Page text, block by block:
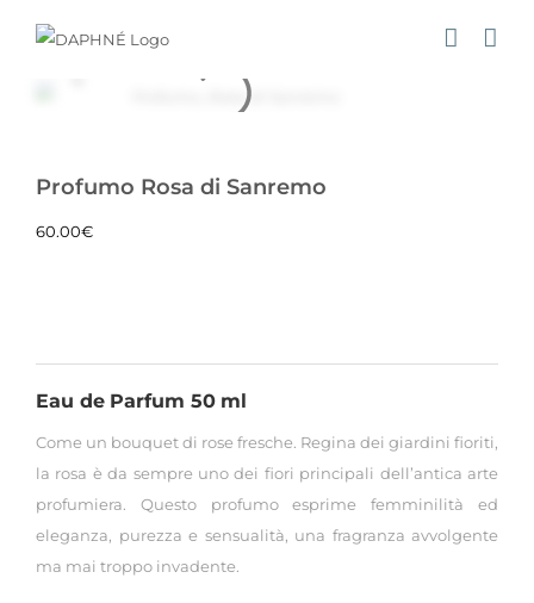
Profumo Rosa di Sanremo
60.00€
Eau de Parfum 50 ml
Come un bouquet di rose fresche. Regina dei giardini fioriti,
la rosa è da sempre uno dei fiori principali dell’antica arte
profumiera. Questo profumo esprime femminilità ed
eleganza, purezza e sensualità, una fragranza avvolgente
ma mai troppo invadente.